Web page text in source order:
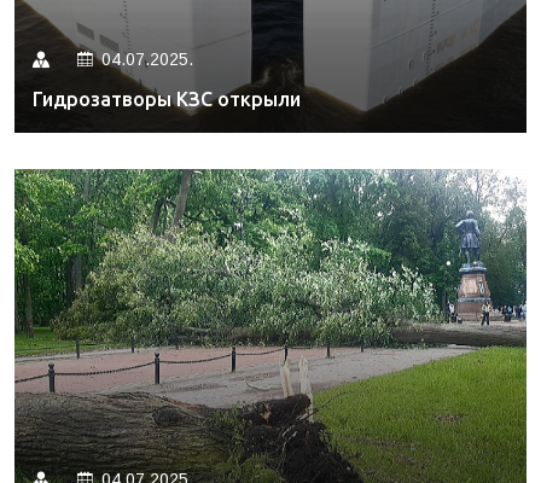
04.07.2025.
Гидрозатворы КЗС открыли